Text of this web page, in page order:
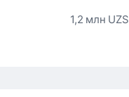
1,2 млн UZS